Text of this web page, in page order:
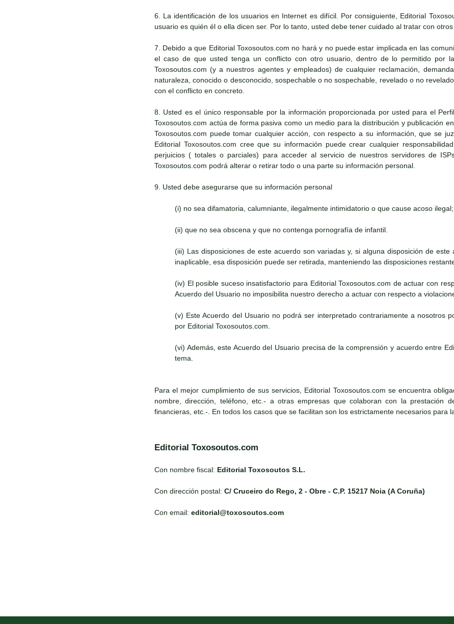
6. La identificación de los usuarios en Internet es difícil. Por consiguiente, Editorial
usuario es quién él o ella dicen ser. Por lo tanto, usted debe tener cuidado al tratar con otros
7. Debido a que Editorial Toxosoutos.com no hará y no puede estar implicada en las
el caso de que usted tenga un conflicto con otro usuario, dentro de lo permitido por
Toxosoutos.com (y a nuestros agentes y empleados) de cualquier reclamación,
naturaleza, conocido o desconocido, sospechable o no sospechable, revelado o no
con el conflicto en concreto.
8. Usted es el único responsable por la información proporcionada por usted para el
Toxosoutos.com actúa de forma pasiva como un medio para la distribución y publicación
Toxosoutos.com puede tomar cualquier acción, con respecto a su información, que se
Editorial Toxosoutos.com cree que su información puede crear cualquier
perjuicios ( totales o parciales) para acceder al servicio de nuestros servidores de
Toxosoutos.com podrá alterar o retirar todo o una parte su información personal.
9. Usted debe asegurarse que su información personal
(i) no sea difamatoria, calumniante, ilegalmente intimidatorio o que cause acoso
(ii) que no sea obscena y que no contenga pornografía de infantil.
(iii) Las disposiciones de este acuerdo son variadas y, si alguna disposición de
inaplicable, esa disposición puede ser retirada, manteniendo las disposiciones
(iv) El posible suceso insatisfactorio para Editorial Toxosoutos.com de actuar con
Acuerdo del Usuario no imposibilita nuestro derecho a actuar con respecto a
(v) Este Acuerdo del Usuario no podrá ser interpretado contrariamente a nosotros
por Editorial Toxosoutos.com.
(vi) Además, este Acuerdo del Usuario precisa de la comprensión y acuerdo entre
tema.
Para el mejor cumplimiento de sus servicios, Editorial Toxosoutos.com se encuentra
nombre, dirección, teléfono, etc.- a otras empresas que colaboran con la prestación
financieras, etc.-. En todos los casos que se facilitan son los estrictamente necesarios para
Editorial Toxosoutos.com
Con nombre fiscal: Editorial Toxosoutos S.L.
Con dirección postal: C/ Cruceiro do Rego, 2 - Obre - C.P. 15217 Noia (A Coruña)
Con email: editorial@toxosoutos.com